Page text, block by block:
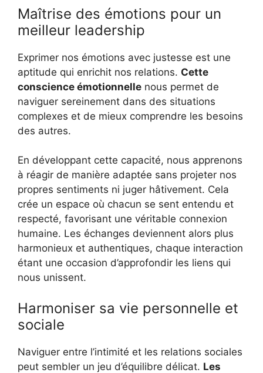
Maîtrise des émotions pour un
meilleur leadership
Exprimer nos émotions avec justesse est une
aptitude qui enrichit nos relations. Cette
conscience émotionnelle nous permet de
naviguer sereinement dans des situations
complexes et de mieux comprendre les besoins
des autres.
En développant cette capacité, nous apprenons
à réagir de manière adaptée sans projeter nos
propres sentiments ni juger hâtivement. Cela
crée un espace où chacun se sent entendu et
respecté, favorisant une véritable connexion
humaine. Les échanges deviennent alors plus
harmonieux et authentiques, chaque interaction
étant une occasion d’approfondir les liens qui
nous unissent.
Harmoniser sa vie personnelle et
sociale
Naviguer entre l’intimité et les relations sociales
peut sembler un jeu d’équilibre délicat. Les